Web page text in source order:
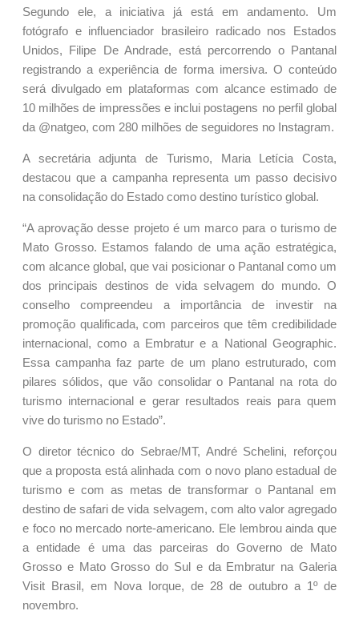
Segundo ele, a iniciativa já está em andamento. Um
fotógrafo e influenciador brasileiro radicado nos Estados
Unidos, Filipe De Andrade, está percorrendo o Pantanal
registrando a experiência de forma imersiva. O conteúdo
será divulgado em plataformas com alcance estimado de
10 milhões de impressões e inclui postagens no perfil global
da @natgeo, com 280 milhões de seguidores no Instagram.
A secretária adjunta de Turismo, Maria Letícia Costa,
destacou que a campanha representa um passo decisivo
na consolidação do Estado como destino turístico global.
“A aprovação desse projeto é um marco para o turismo de
Mato Grosso. Estamos falando de uma ação estratégica,
com alcance global, que vai posicionar o Pantanal como um
dos principais destinos de vida selvagem do mundo. O
conselho compreendeu a importância de investir na
promoção qualificada, com parceiros que têm credibilidade
internacional, como a Embratur e a National Geographic.
Essa campanha faz parte de um plano estruturado, com
pilares sólidos, que vão consolidar o Pantanal na rota do
turismo internacional e gerar resultados reais para quem
vive do turismo no Estado”.
O diretor técnico do Sebrae/MT, André Schelini, reforçou
que a proposta está alinhada com o novo plano estadual de
turismo e com as metas de transformar o Pantanal em
destino de safari de vida selvagem, com alto valor agregado
e foco no mercado norte-americano. Ele lembrou ainda que
a entidade é uma das parceiras do Governo de Mato
Grosso e Mato Grosso do Sul e da Embratur na Galeria
Visit Brasil, em Nova Iorque, de 28 de outubro a 1º de
novembro.